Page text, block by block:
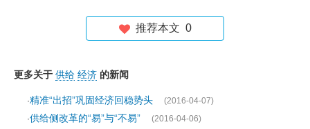
推荐本文 0
更多关于 供给 经济 的新闻
·精准“出招”巩固经济回稳势头
(2016-04-07)
·供给侧改革的“易”与“不易” (2016-04-06)